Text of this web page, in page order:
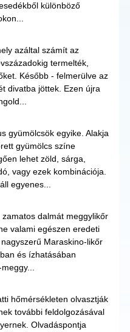
különböző
azáltal számít az
termelték,
Később - felmerülve az
divatba jöttek. Ezen újra
gyümölcsök egyike. Alakja
gyümölcs színe
lehet zöld, sárga,
vagy ezek kombinációja.
egyenes...
dalmát meggylikőr
valami egészen eredeti
Maraskino-likőr
és ízhatásában
hőmérsékleten olvasztják
további feldolgozásával
Olvadáspontja